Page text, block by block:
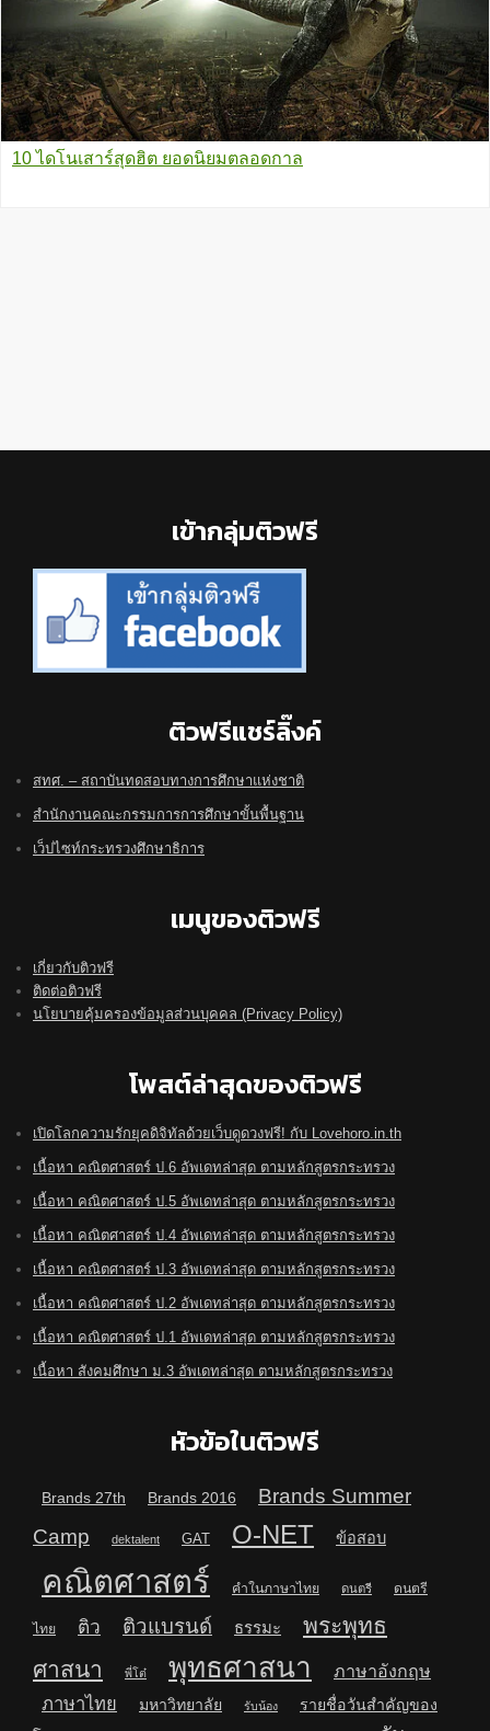
10 ไดโนเสาร์สุดฮิต ยอดนิยมตลอดกาล
เข้ากลุ่มติวฟรี
ติวฟรีแชร์ลิ๊งค์
สทศ. – สถาบันทดสอบทางการศึกษาแห่งชาติ
สำนักงานคณะกรรมการการศึกษาขั้นพื้นฐาน
เว็ปไซท์กระทรวงศึกษาธิการ
เมนูของติวฟรี
เกี่ยวกับติวฟรี
ติดต่อติวฟรี
นโยบายคุ้มครองข้อมูลส่วนบุคคล (Privacy Policy)
โพสต์ล่าสุดของติวฟรี
เปิดโลกความรักยุคดิจิทัลด้วยเว็บดูดวงฟรี! กับ Lovehoro.in.th
เนื้อหา คณิตศาสตร์ ป.6 อัพเดทล่าสุด ตามหลักสูตรกระทรวง
เนื้อหา คณิตศาสตร์ ป.5 อัพเดทล่าสุด ตามหลักสูตรกระทรวง
เนื้อหา คณิตศาสตร์ ป.4 อัพเดทล่าสุด ตามหลักสูตรกระทรวง
เนื้อหา คณิตศาสตร์ ป.3 อัพเดทล่าสุด ตามหลักสูตรกระทรวง
เนื้อหา คณิตศาสตร์ ป.2 อัพเดทล่าสุด ตามหลักสูตรกระทรวง
เนื้อหา คณิตศาสตร์ ป.1 อัพเดทล่าสุด ตามหลักสูตรกระทรวง
เนื้อหา สังคมศึกษา ม.3 อัพเดทล่าสุด ตามหลักสูตรกระทรวง
หัวข้อในติวฟรี
Brands 27th Brands 2016
Brands Summer
Camp
dektalent GAT O-NET ข้อสอบ
คณิตศาสตร์ คำในภาษาไทย ดนตรี ดนตรี
ไทย ติว ติวแบรนด์ ธรรมะ
พระพุทธ
ศาสนา
พี่โต๋ พุทธศาสนา ภาษาอังกฤษ
ภาษาไทย มหาวิทยาลัย รับน้อง
รายชื่อวันสำคัญของ